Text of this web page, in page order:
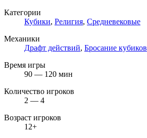
Категории
Кубики, Религия, Средневековые
Механики
Драфт действий, Бросание кубиков
Время игры
90 — 120 мин
Количество игроков
2 — 4
Возраст игроков
12+